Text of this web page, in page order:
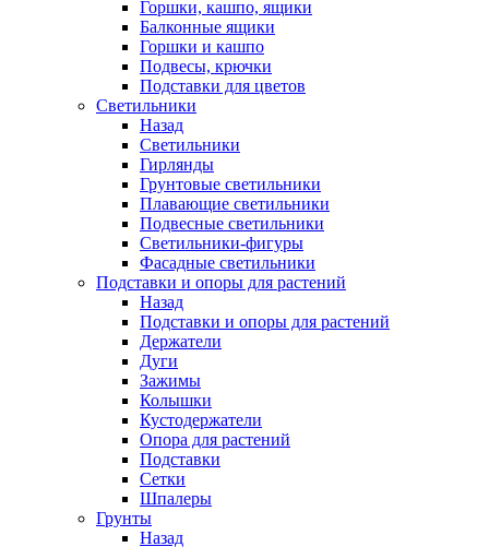
Горшки, кашпо, ящики
Балконные ящики
Горшки и кашпо
Подвесы, крючки
Подставки для цветов
Светильники
Назад
Светильники
Гирлянды
Грунтовые светильники
Плавающие светильники
Подвесные светильники
Светильники-фигуры
Фасадные светильники
Подставки и опоры для растений
Назад
Подставки и опоры для растений
Держатели
Дуги
Зажимы
Колышки
Кустодержатели
Опора для растений
Подставки
Сетки
Шпалеры
Грунты
Назад